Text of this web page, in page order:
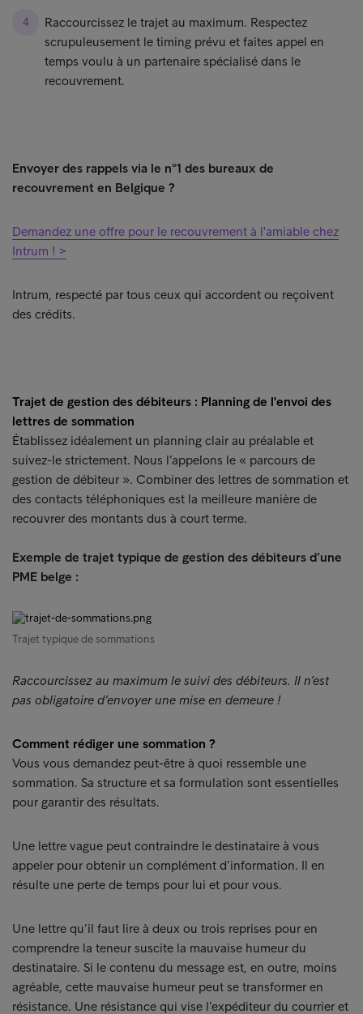
Raccourcissez le trajet au maximum. Respectez
scrupuleusement le timing prévu et faites appel en
temps voulu à un partenaire spécialisé dans le
recouvrement.
Envoyer des rappels via le n°1 des bureaux de
recouvrement en Belgique ?
Demandez une offre pour le recouvrement à l'amiable chez
Intrum ! >
Intrum, respecté par tous ceux qui accordent ou reçoivent
des crédits.
Trajet de gestion des débiteurs : Planning de l'envoi des
lettres de sommation
Établissez idéalement un planning clair au préalable et
suivez-le strictement. Nous l’appelons le « parcours de
gestion de débiteur ». Combiner des lettres de sommation et
des contacts téléphoniques est la meilleure manière de
recouvrer des montants dus à court terme.
Exemple de trajet typique de gestion des débiteurs d’une
PME belge :
Trajet typique de sommations
Raccourcissez au maximum le suivi des débiteurs. Il n’est
pas obligatoire d’envoyer une mise en demeure !
Comment rédiger une sommation ?
Vous vous demandez peut-être à quoi ressemble une
sommation. Sa structure et sa formulation sont essentielles
pour garantir des résultats.
Une lettre vague peut contraindre le destinataire à vous
appeler pour obtenir un complément d’information. Il en
résulte une perte de temps pour lui et pour vous.
Une lettre qu’il faut lire à deux ou trois reprises pour en
comprendre la teneur suscite la mauvaise humeur du
destinataire. Si le contenu du message est, en outre, moins
agréable, cette mauvaise humeur peut se transformer en
résistance. Une résistance qui vise l’expéditeur du courrier et